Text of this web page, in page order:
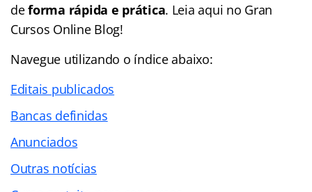
deforma rápida e prática. Leia aqui no Gran
Cursos Online Blog!
Navegue utilizando o índiceabaixo:
Editais publicados
Bancas definidas
Anunciados
Outras notícias